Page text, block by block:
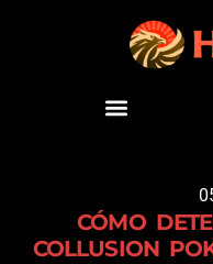
CÓMO
COLLUSION